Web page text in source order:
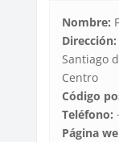
Nombre:
Dirección:
Santiago
Centro
Código
Teléfono:
Página